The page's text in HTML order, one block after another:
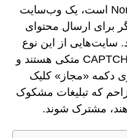
از این تهدیدها Nonfliestortic.com است، یک وب‌سایت
برای ارسال محتوای
سایت‌هایی از این نوع
معمولاً به بررسی‌های جعلی CAPTCHA متکی هستند و
دکمه «مجاز» کلیک
که تبلیغات مشکوک
مشترک شوند.